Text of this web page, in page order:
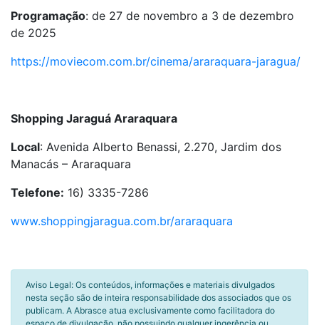
Programação: de 27 de novembro a 3 de dezembro
de 2025
https://moviecom.com.br/cinema/araraquara-jaragua/
Shopping Jaraguá Araraquara
Local: Avenida Alberto Benassi, 2.270, Jardim dos
Manacás – Araraquara
Telefone: 16) 3335-7286
www.shoppingjaragua.com.br/araraquara
Aviso Legal: Os conteúdos, informações e materiais divulgados
nesta seção são de inteira responsabilidade dos associados que os
publicam. A Abrasce atua exclusivamente como facilitadora do